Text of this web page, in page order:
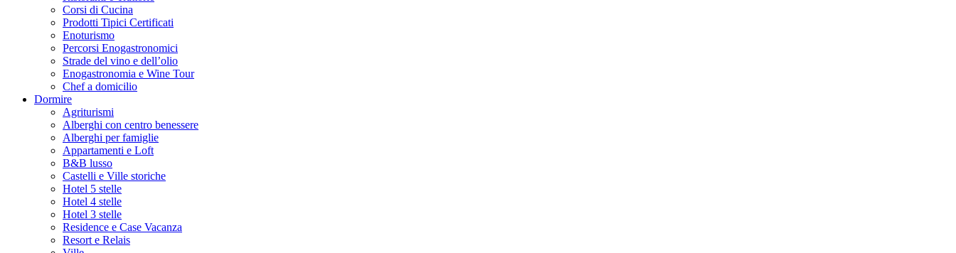
Corsi di Cucina
Prodotti Tipici Certificati
Enoturismo
Percorsi Enogastronomici
Strade del vino e dell’olio
Enogastronomia e Wine Tour
Chef a domicilio
Dormire
Agriturismi
Alberghi con centro benessere
Alberghi per famiglie
Appartamenti e Loft
B&B lusso
Castelli e Ville storiche
Hotel 5 stelle
Hotel 4 stelle
Hotel 3 stelle
Residence e Case Vacanza
Resort e Relais